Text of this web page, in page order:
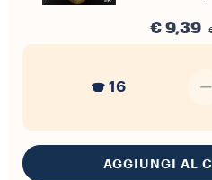
€ 9,39
16
AGGIUNGI AL